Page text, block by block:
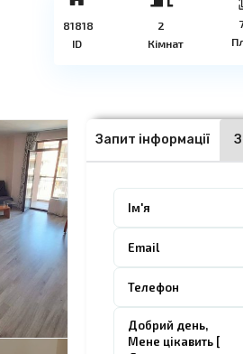
81818
ID
2
Кімнат
Запит інформації